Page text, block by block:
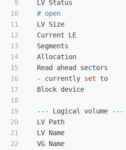
9
10
11
12
13
14
15
16
17
18
19
20
21
22
LV Status
# open
LV Size
Current LE
Segments
Allocation
Read ahead sectors
  - currently
set to
Block device
--- Logical volume
---
LV Path
LV Name
VG Name